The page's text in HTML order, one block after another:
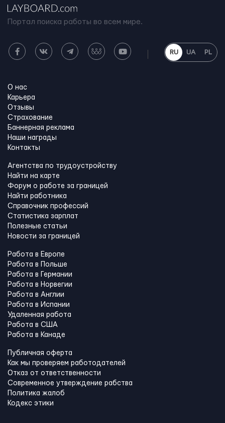
Портал поиска работы во всем мире.
RU UA PL
О нас
Карьера
Отзывы
Страхование
Баннерная реклама
Наши награды
Контакты
Агентства по трудоустройству
Найти на карте
Форум о работе за границей
Найти работника
Справочник профессий
Статистика зарплат
Полезные статьи
Новости за границей
Работа в Европе
Работа в Польше
Работа в Германии
Работа в Норвегии
Работа в Англии
Работа в Испании
Удаленная работа
Работа в США
Работа в Канадe
Публичная оферта
Как мы проверяем работодателей
Отказ от ответственности
Современное утверждение рабства
Политика жалоб
Кодекс этики